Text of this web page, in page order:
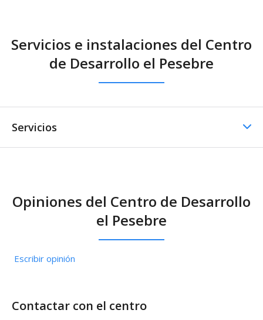
Servicios e instalaciones del Centro
de Desarrollo el Pesebre
Servicios
Comedor / Cafetería -
Opiniones del Centro de Desarrollo
el Pesebre
Escribir opinión
Contactar con el centro